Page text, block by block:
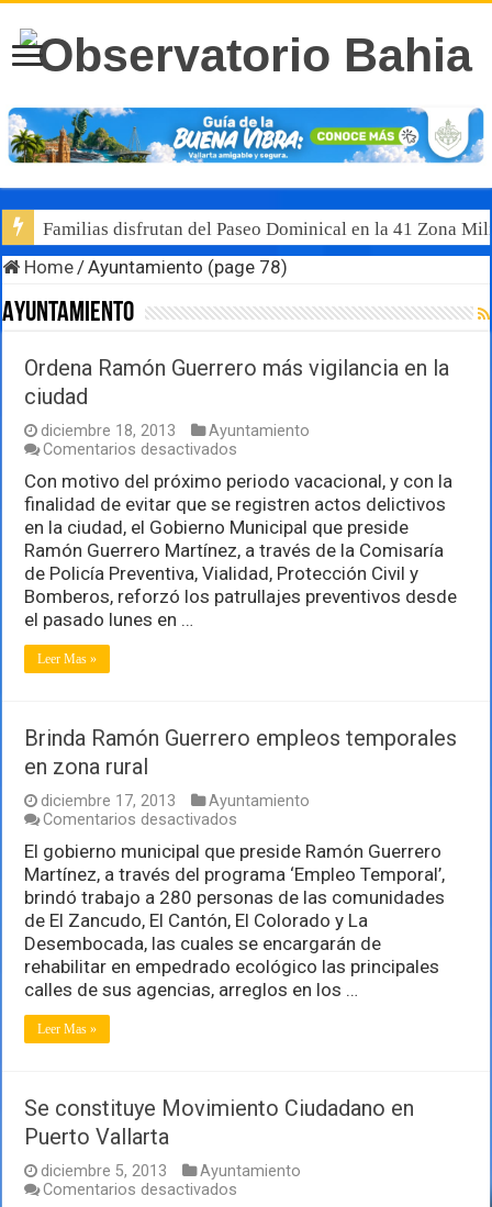
Familias disfrutan del Paseo Dominical en la 41 Zona
Home /Ayuntamiento (page 78)
Ayuntamiento
Ordena Ramón Guerrero más vigilancia en la
ciudad
diciembre 18, 2013
Ayuntamiento
Comentarios desactivados
Ramón
Guerrero
más
vigilancia
en
la
ciudad
Con motivo del próximo periodo vacacional, y con la
finalidad de evitar que se registren actos delictivos
en la ciudad, el Gobierno Municipal que preside
Ramón Guerrero Martínez, a través de la Comisaría
de Policía Preventiva, Vialidad, Protección Civil y
Bomberos, reforzó los patrullajes preventivos desde
el pasado lunes en …
Leer Mas »
Brinda Ramón Guerrero empleos temporales
en zona rural
diciembre 17, 2013
Ayuntamiento
Comentarios desactivados
Ramón
Guerrero
empleos
temporales
en
zona
rural
El gobierno municipal que preside Ramón Guerrero
Martínez, a través del programa ‘Empleo Temporal’,
brindó trabajo a 280 personas de las comunidades
de El Zancudo, El Cantón, El Colorado y La
Desembocada, las cuales se encargarán de
rehabilitar en empedrado ecológico las principales
calles de sus agencias, arreglos en los …
Leer Mas »
Se constituye Movimiento Ciudadano en
Puerto Vallarta
diciembre 5, 2013
Ayuntamiento
Comentarios desactivados